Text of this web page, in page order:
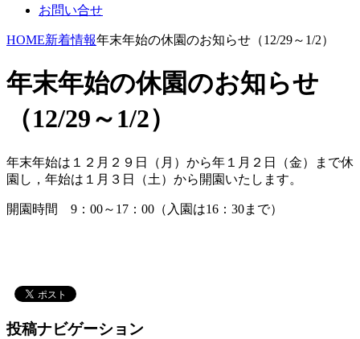
お問い合せ
HOME新着情報年末年始の休園のお知らせ（12/29～1/2）
年末年始の休園のお知らせ
（12/29～1/2）
年末年始は１２月２９日（月）から年１月２日（金）まで休
園し，年始は１月３日（土）から開園いたします。
開園時間 9：00～17：00（入園は16：30まで）
投稿ナビゲーション